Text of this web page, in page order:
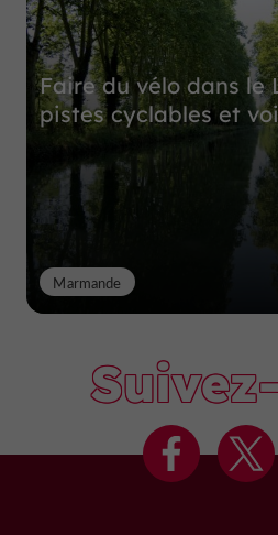
Faire du vélo dans le
pistes cyclables et
Marmande